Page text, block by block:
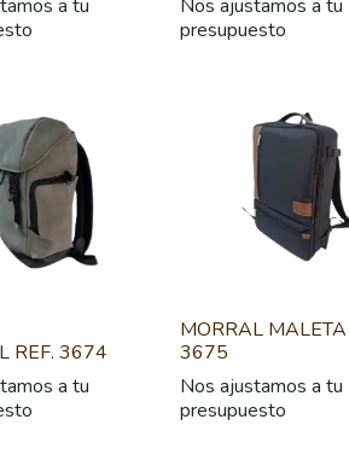
a tu
Nos ajustamos a tu
presupuesto
REF. 3674
a tu
MORRAL MALETA
3675
Nos ajustamos a tu
presupuesto